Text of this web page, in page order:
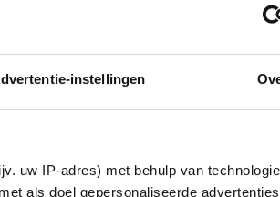
instellingen
uw IP-adres) met behulp van
als doel gepersonaliseerde